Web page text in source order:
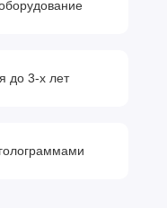
до 3-х лет